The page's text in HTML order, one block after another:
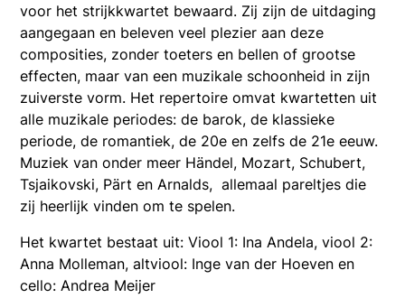
voor het strijkkwartet bewaard. Zij zijn de uitdaging
aangegaan en beleven veel plezier aan deze
composities, zonder toeters en bellen of grootse
effecten, maar van een muzikale schoonheid in zijn
zuiverste vorm. Het repertoire omvat kwartetten uit
alle muzikale periodes: de barok, de klassieke
periode, de romantiek, de 20e en zelfs de 21e eeuw.
Muziek van onder meer Händel, Mozart, Schubert,
Tsjaikovski, Pärt en Arnalds, allemaal pareltjes die
zij heerlijk vinden om te spelen.
Het kwartet bestaat uit: Viool 1: Ina Andela, viool 2:
Anna Molleman, altviool: Inge van der Hoeven en
cello: Andrea Meijer